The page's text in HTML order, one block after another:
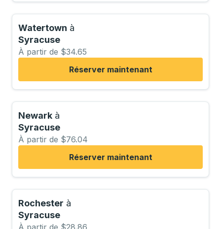
Watertown à
Syracuse
À partir de $34.65
Réserver maintenant
Newark à
Syracuse
À partir de $76.04
Réserver maintenant
Rochester à
Syracuse
À partir de $28.86